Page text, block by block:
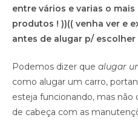
entre vários e varias o
produtos ! ))(( venha ver e
antes de alugar p/ escolher
Podemos dizer que alugar
como alugar um carro,
esteja funcionando, mas
de cabeça com as